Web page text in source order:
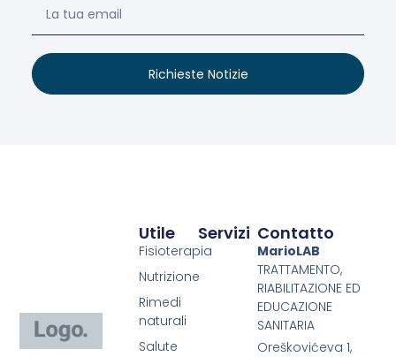
Richieste Notizie
Servizi
Utile
Fisioterapia
Nutrizione
Rimedi
naturali
Salute
Contatto
MarioLAB
TRATTAMENTO,
RIABILITAZIONE ED
EDUCAZIONE
SANITARIA
Oreškovićeva 1,